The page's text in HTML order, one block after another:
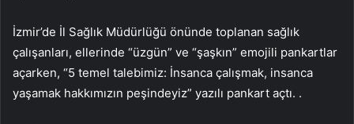
İzmir’de İl Sağlık Müdürlüğü önünde toplanan sağlık
çalışanları, ellerinde “üzgün” ve “şaşkın” emojili pankartlar
açarken, “5 temel talebimiz: İnsanca çalışmak, insanca
yaşamak hakkımızın peşindeyiz” yazılı pankart açtı. .